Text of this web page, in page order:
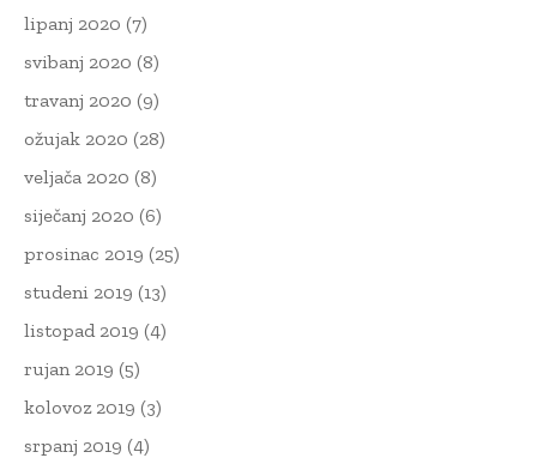
lipanj 2020 (7)
svibanj 2020 (8)
travanj 2020 (9)
ožujak 2020 (28)
veljača 2020 (8)
siječanj 2020 (6)
prosinac 2019 (25)
studeni 2019 (13)
listopad 2019 (4)
rujan 2019 (5)
kolovoz 2019 (3)
srpanj 2019 (4)